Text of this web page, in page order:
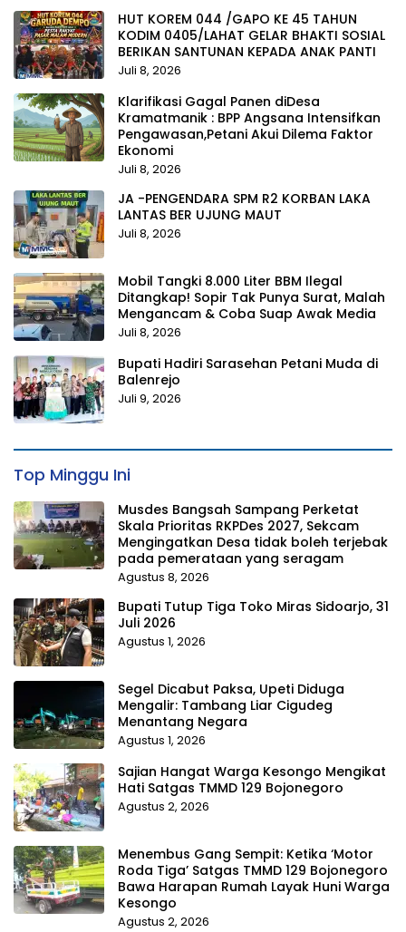
HUT KOREM 044 /GAPO KE 45 TAHUN
KODIM 0405/LAHAT GELAR BHAKTI SOSIAL
BERIKAN SANTUNAN KEPADA ANAK PANTI
Juli 8, 2026
Klarifikasi Gagal Panen diDesa
Kramatmanik : BPP Angsana Intensifkan
Pengawasan,Petani Akui Dilema Faktor
Ekonomi
Juli 8, 2026
JA -PENGENDARA SPM R2 KORBAN LAKA
LANTAS BER UJUNG MAUT
Juli 8, 2026
Mobil Tangki 8.000 Liter BBM Ilegal
Ditangkap! Sopir Tak Punya Surat, Malah
Mengancam & Coba Suap Awak Media
Juli 8, 2026
Bupati Hadiri Sarasehan Petani Muda di
Balenrejo
Juli 9, 2026
Top Minggu Ini
Musdes Bangsah Sampang Perketat
Skala Prioritas RKPDes 2027, Sekcam
Mengingatkan Desa tidak boleh terjebak
pada pemerataan yang seragam
Agustus 8, 2026
Bupati Tutup Tiga Toko Miras Sidoarjo, 31
Juli 2026
Agustus 1, 2026
Segel Dicabut Paksa, Upeti Diduga
Mengalir: Tambang Liar Cigudeg
Menantang Negara
Agustus 1, 2026
Sajian Hangat Warga Kesongo Mengikat
Hati Satgas TMMD 129 Bojonegoro
Agustus 2, 2026
Menembus Gang Sempit: Ketika ‘Motor
Roda Tiga’ Satgas TMMD 129 Bojonegoro
Bawa Harapan Rumah Layak Huni Warga
Kesongo
Agustus 2, 2026